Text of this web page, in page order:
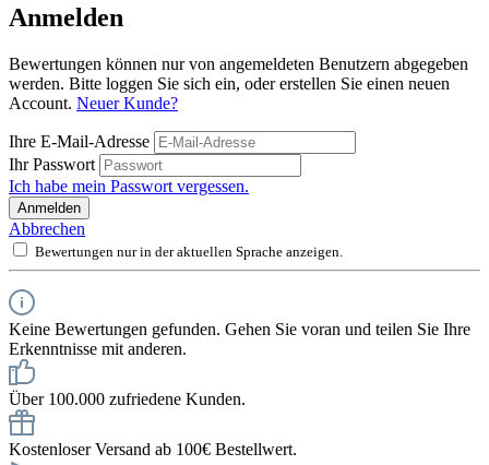
Anmelden
Bewertungen können nur von angemeldeten Benutzern abgegeben
werden. Bitte loggen Sie sich ein, oder erstellen Sie einen neuen
Account. Neuer Kunde?
Ihre E-Mail-Adresse
Ihr Passwort
Ich habe mein Passwort vergessen.
Anmelden
Abbrechen
Bewertungen nur in der aktuellen Sprache anzeigen.
Keine Bewertungen gefunden. Gehen Sie voran und teilen Sie Ihre
Erkenntnisse mit anderen.
Über 100.000 zufriedene Kunden.
Kostenloser Versand ab 100€ Bestellwert.